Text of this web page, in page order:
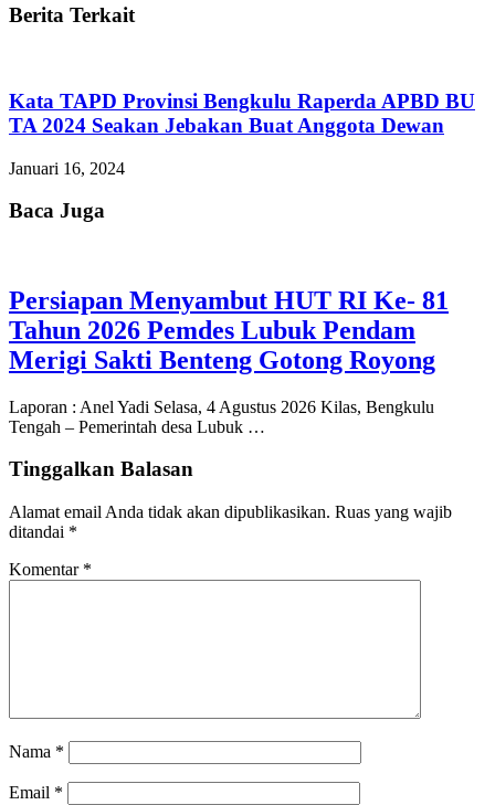
Berita Terkait
Kata TAPD Provinsi Bengkulu Raperda APBD BU
TA 2024 Seakan Jebakan Buat Anggota Dewan
Januari 16, 2024
Baca Juga
Persiapan Menyambut HUT RI Ke- 81
Tahun 2026 Pemdes Lubuk Pendam
Merigi Sakti Benteng Gotong Royong
Laporan : Anel Yadi Selasa, 4 Agustus 2026 Kilas, Bengkulu
Tengah – Pemerintah desa Lubuk …
Tinggalkan Balasan
Alamat email Anda tidak akan dipublikasikan. Ruas yang wajib
ditandai *
Komentar *
Nama *
Email *